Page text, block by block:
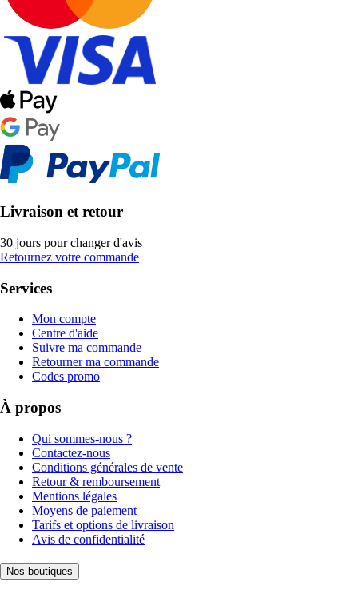
Livraison et retour
30 jours pour changer d'avis
Retournez votre commande
Services
Mon compte
Centre d'aide
Suivre ma commande
Retourner ma commande
Codes promo
À propos
Qui sommes-nous ?
Contactez-nous
Conditions générales de vente
Retour & remboursement
Mentions légales
Moyens de paiement
Tarifs et options de livraison
Avis de confidentialité
Nos boutiques